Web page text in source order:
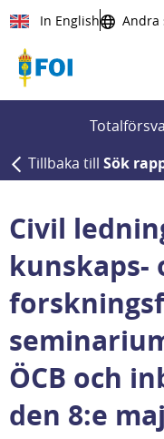
Till innehållet
In English Andra
Tillbaka till Sök
Civil
kunskaps-
ÖCB och
den 8:e